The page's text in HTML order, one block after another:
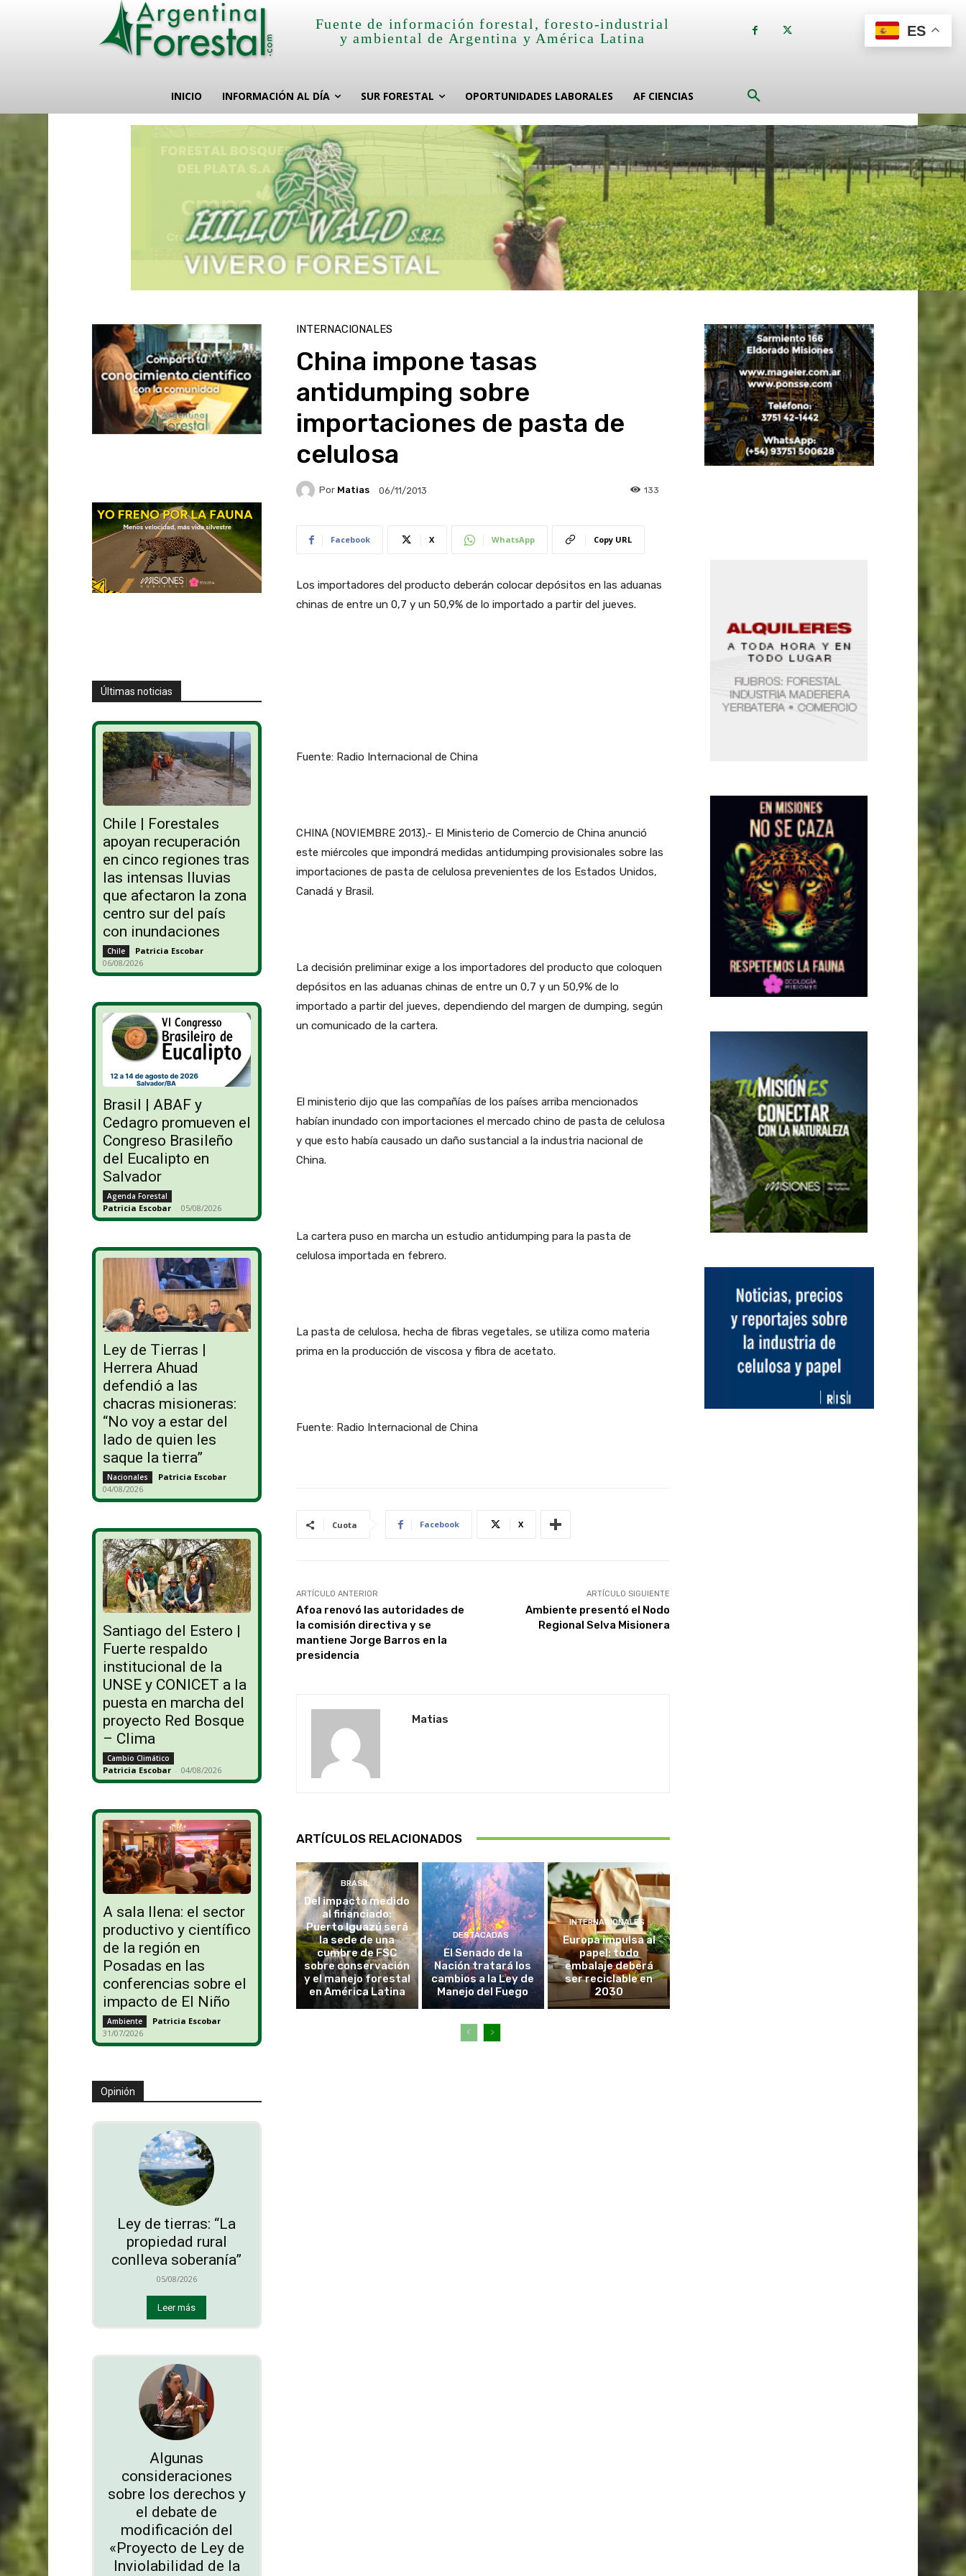
Fuente de información forestal, foresto-industrial
y ambiental de Argentina y América Latina
INICIO INFORMACIÓN AL DÍA SUR FORESTAL OPORTUNIDADES LABORALES AF CIENCIAS
Últimas noticias
Chile | Forestales
apoyan recuperación
en cinco regiones tras
las intensas lluvias
que afectaron la zona
centro sur del país
con inundaciones
Chile Patricia Escobar -
06/08/2026
Brasil | ABAF y
Cedagro promueven el
Congreso Brasileño
del Eucalipto en
Salvador
Agenda Forestal
Patricia Escobar - 05/08/2026
Ley de Tierras |
Herrera Ahuad
defendió a las
chacras misioneras:
“No voy a estar del
lado de quien les
saque la tierra”
Nacionales Patricia Escobar -
04/08/2026
Santiago del Estero |
Fuerte respaldo
institucional de la
UNSE y CONICET a la
puesta en marcha del
proyecto Red Bosque
– Clima
Cambio Climático
Patricia Escobar - 04/08/2026
A sala llena: el sector
productivo y científico
de la región en
Posadas en las
conferencias sobre el
impacto de El Niño
Ambiente Patricia Escobar -
31/07/2026
Opinión
Ley de tierras: “La
propiedad rural
conlleva soberanía”
05/08/2026
Leer más
Algunas
consideraciones
sobre los derechos y
el debate de
modificación del
«Proyecto de Ley de
Inviolabilidad de la
INTERNACIONALES
China impone tasas
antidumping sobre
importaciones de pasta de
celulosa
Por Matias 06/11/2013 133
Facebook X WhatsApp Copy URL
Los importadores del producto deberán colocar depósitos en las aduanas
chinas de entre un 0,7 y un 50,9% de lo importado a partir del jueves.
Fuente: Radio Internacional de China
CHINA (NOVIEMBRE 2013).- El Ministerio de Comercio de China anunció
este miércoles que impondrá medidas antidumping provisionales sobre las
importaciones de pasta de celulosa prevenientes de los Estados Unidos,
Canadá y Brasil.
La decisión preliminar exige a los importadores del producto que coloquen
depósitos en las aduanas chinas de entre un 0,7 y un 50,9% de lo
importado a partir del jueves, dependiendo del margen de dumping, según
un comunicado de la cartera.
El ministerio dijo que las compañías de los países arriba mencionados
habían inundado con importaciones el mercado chino de pasta de celulosa
y que esto había causado un daño sustancial a la industria nacional de
China.
La cartera puso en marcha un estudio antidumping para la pasta de
celulosa importada en febrero.
La pasta de celulosa, hecha de fibras vegetales, se utiliza como materia
prima en la producción de viscosa y fibra de acetato.
Fuente: Radio Internacional de China
Cuota Facebook X
ARTÍCULO ANTERIOR
Afoa renovó las autoridades de
la comisión directiva y se
mantiene Jorge Barros en la
presidencia
ARTÍCULO SIGUIENTE
Ambiente presentó el Nodo
Regional Selva Misionera
Matias
ARTÍCULOS RELACIONADOS
BRASIL
Del impacto medido
al financiado:
Puerto Iguazú será
la sede de una
cumbre de FSC
sobre conservación
y el manejo forestal
en América Latina
DESTACADAS
El Senado de la
Nación tratará los
cambios a la Ley de
Manejo del Fuego
INTERNACIONALES
Europa impulsa al
papel: todo
embalaje deberá
ser reciclable en
2030
ES